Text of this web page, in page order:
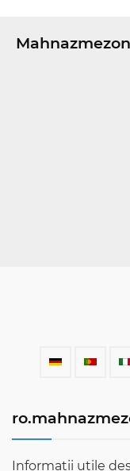
Mahnazmezon
Informații utile